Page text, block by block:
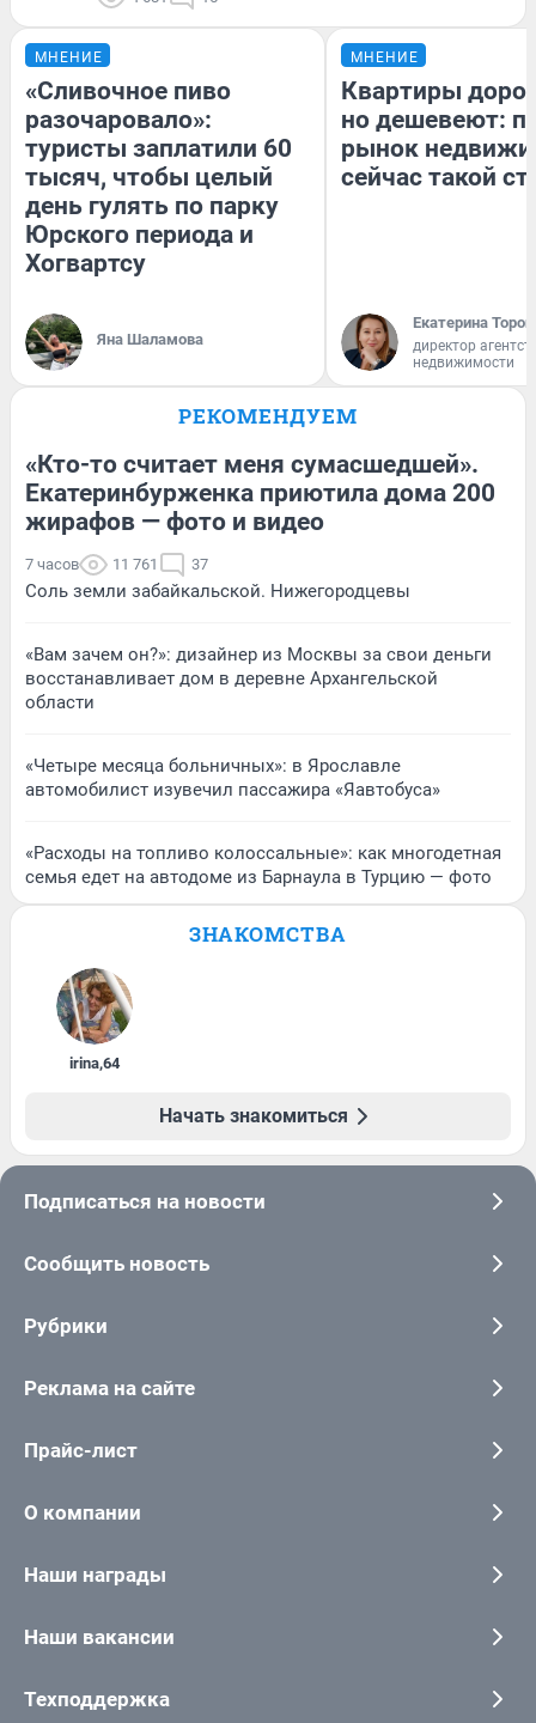
МНЕНИЕ
«Сливочное пиво
разочаровало»:
туристы заплатили 60
тысяч, чтобы целый
день гулять по парку
Юрского периода и
Хогвартсу
Яна Шаламова
МНЕНИЕ
Квартиры
но дешевеют:
рынок
сейчас такой
Екатерина
директор
недвижимости
РЕКОМЕНДУЕМ
«Кто-то считает меня сумасшедшей».
Екатеринбурженка приютила дома 200
жирафов — фото и видео
7 часов 11 761 37
Соль земли забайкальской. Нижегородцевы
«Вам зачем он?»: дизайнер из Москвы за свои деньги
восстанавливает дом в деревне Архангельской
области
«Четыре месяца больничных»: в Ярославле
автомобилист изувечил пассажира «Яавтобуса»
«Расходы на топливо колоссальные»: как многодетная
семья едет на автодоме из Барнаула в Турцию — фото
ЗНАКОМСТВА
irina,64
Начать знакомиться
Подписаться на новости
Сообщить новость
Рубрики
Реклама на сайте
Прайс-лист
О компании
Наши награды
Наши вакансии
Техподдержка